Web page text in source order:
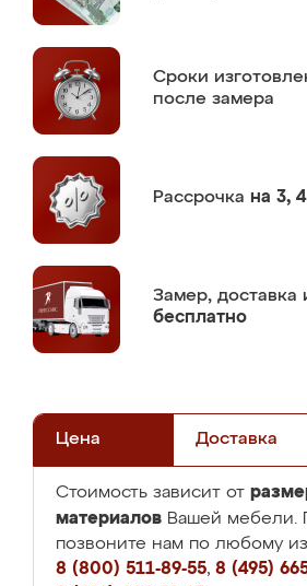
Сроки
после замера
Рассрочка на 3,
Замер, доставка
бесплатно
Цена Доставка
Стоимость зависит от
материалов Вашей мебели.
позвоните нам по любому
8 (800) 511-89-55, 8 (495)